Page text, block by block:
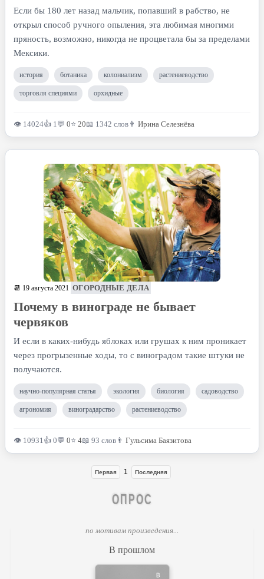
Если бы 180 лет назад мальчик, попавший в рабство, не
открыл способ ручного опыления, эта любимая многими
пряность, возможно, никогда не процветала бы за пределами
Мексики.
история ботаника колониализм растениеводство
торговля специями орхидные
👁 14024👍 1💬 0⭐ 20📖 1342 слов 👨 Ирина Селезнёва
📆 19 августа 2021 ОГОРОДНЫЕ ДЕЛА
Почему в винограде не бывает
червяков
И если в каких-нибудь яблоках или грушах к ним проникает
через прогрызенные ходы, то с виноградом такие штуки не
получаются.
научно-популярная статья экология биология садоводство
агрономия виноградарство растениеводство
👁 10931👍 0💬 0⭐ 4📖 93 слов 👨 Гульсима Баязитова
Первая 1 Последняя
ОПРОС
по мотивам произведения...
В прошлом